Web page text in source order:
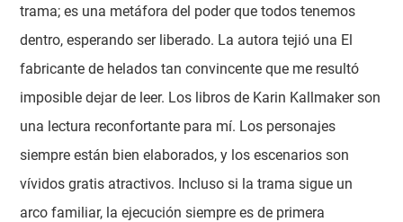
trama; es una metáfora del poder que todos tenemos
dentro, esperando ser liberado. La autora tejió una El
fabricante de helados tan convincente que me resultó
imposible dejar de leer. Los libros de Karin Kallmaker son
una lectura reconfortante para mí. Los personajes
siempre están bien elaborados, y los escenarios son
vívidos gratis atractivos. Incluso si la trama sigue un
arco familiar, la ejecución siempre es de primera